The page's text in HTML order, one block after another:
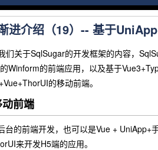
进介绍（19）-- 基于
关于SqlSugar的开发框架的内容，
Winform的前端应用，以及基于
的移动前端。
前端
的前端开发，也可以是Vue +
来开发H5端的应用。